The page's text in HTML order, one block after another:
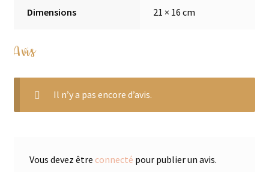
Dimensions 21 × 16 cm
Avis
Il n’y a pas encore d’avis.
Vous devez être connecté pour publier un avis.